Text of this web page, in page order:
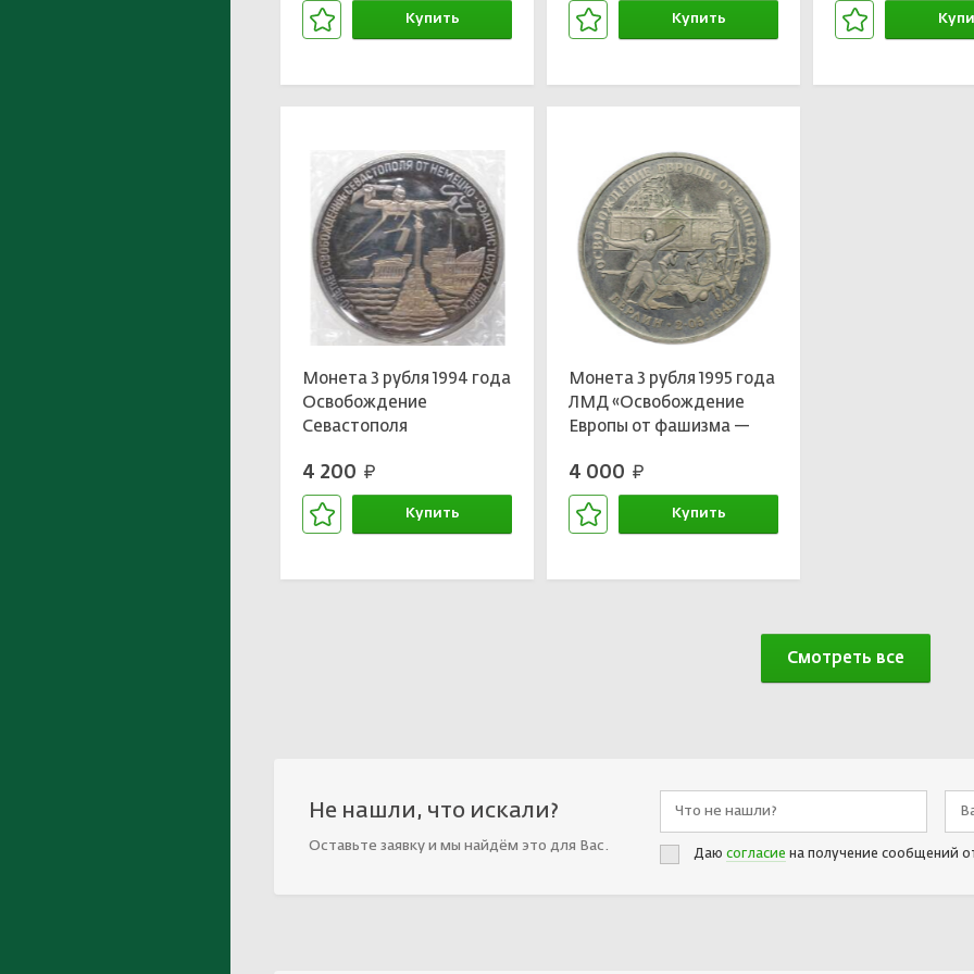
Купить Купить
Монета 3 рубля 1994 года
Освобождение
Севастополя
4 200 руб.
Купить
Монета 3 рубля 1995 года
ЛМД «Освобождение
Европы от фашизма —
4 000 руб.
Купить
Смотреть все
Не нашли, что искали?
Оставьте заявку и мы найдём это для Вас.
Даю согласие на получение сообщений